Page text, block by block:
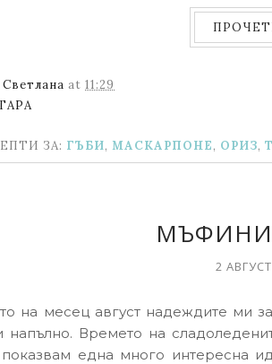
Светлана at 11:29
ЗА: ГЪБИ, МАСКАРПОНЕ, ОРИЗ,
2
на месец август надеждите ми
напълно. Времето на
една много интересна